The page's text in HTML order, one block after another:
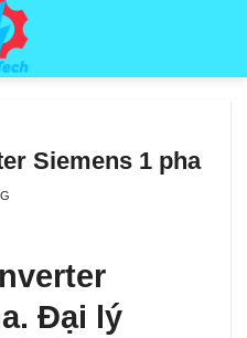
Siemens 1 pha
Đại lý